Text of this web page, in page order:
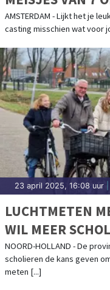
AMSTERDAM - Lijkt het je
casting misschien wat voor
23 april 2025, 16:08 uur
LUCHTMETEN
WIL MEER
NOORD-HOLLAND - De
scholieren de kans geven
meten [...]